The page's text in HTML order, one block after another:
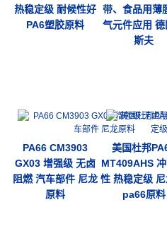
热稳定级 耐候性好
PA6塑胶原料
带、食品用薄
气元件应用 德
斯夫
PA66 CM3903
GX03 增强级 无卤
阻燃 汽车部件 尼龙
原料
美国杜邦
MT409AHS
性 热稳定级
pa66原料